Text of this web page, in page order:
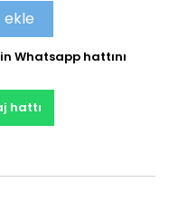
ekle
Whatsapp hattını
hattı